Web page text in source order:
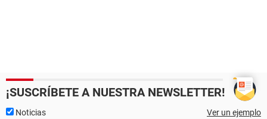
¡SUSCRÍBETE A NUESTRA NEWSLETTER!
Noticias Ver un ejemplo